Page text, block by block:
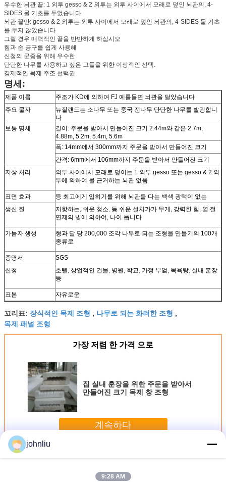
우수한 뇌관 끝: 1 외투 gesso & 2 외투는 외투 사이에서 모래로 덮인 뇌관의, 4-
SIDES 물 기초를 두었습니다
뇌관 끝만: gesso & 2 외투는 외투 사이에서 모래로 덮인 뇌관의, 4-SIDES 물 기초
를 두지 않았습니다
그릴 경우 매력적인 끝을 반반하게 하십시오
힘과 손 공구를 쉽게 사용해
신청의 군중을 위해 우수한
단단한 나무를 사용하고 싶은 그들을 위한 이상적인 선택.
경제적인 목제 주조 선택권
명세:
제품 이름
주조가 KD에 의하여 FJ 예를들면 뇌관을 달았습니다
주요 물자
뉴질랜드는 소나무 또는 중국 전나무 단단한 나무를 발광합니
다
보통 명세
길이: 주문을 받아서 만들어진 크기 2.44m와 같은 2.7m,
4.88m, 5.2m, 5.4m, 5.6m
폭: 14mm에서 300mm까지 주문을 받아서 만들어진 크기
간격: 6mm에서 106mm까지 주문을 받아서 만들어진 크기
지상 처리
외투 사이에서 모래로 덮이는 1 외투 gesso 또는 gesso & 2 외
투에 의하여 물 근거하는 뇌관 없음
표면 효과
등 최고에게 입히기를 위해 뇌관을 다는 백색 광택이 없는
생산 질
저항하는, 쉬운 청소, 등 쉬운 설치가가 무게, 강력한 힘, 열 절
연제의 빛에 의하여, 나이 듭니다
가늠자 생성
형과 달 당 200,000 조각 나무로 되는 조형을 만들기의 100개
종류로
증명서
SGS
신청
호텔, 상업적인 건물, 병원, 학교, 가정 부엌, 목욕탕, 실내 훈장
등
표본 자유로운
꼬리표: 장식적인 목제 조형 , 나무로 되는 화려한 조형 ,
목제 패널 조형
가장 저렴 한 가격 으로
집 실내 훈장을 위한 주문을 받아서
만들어진 크기 목제 창 조형
계속하다
더 많은 것
johnliu
9:28 AM